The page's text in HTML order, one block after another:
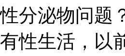
性分泌物问题
有性生活，以